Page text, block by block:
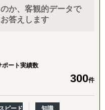
内装・採用・集客）
用）
で)
、登記・各種ライセンス
気通貫で対応します。
ード進出・スピード撤退
戦略立案、デューデリジ
なグローバルネットワ
ドと効率を最大化。コス
ェーズまで、GoGlobal
か、客観的データで
答えします
ポート実績数
300件